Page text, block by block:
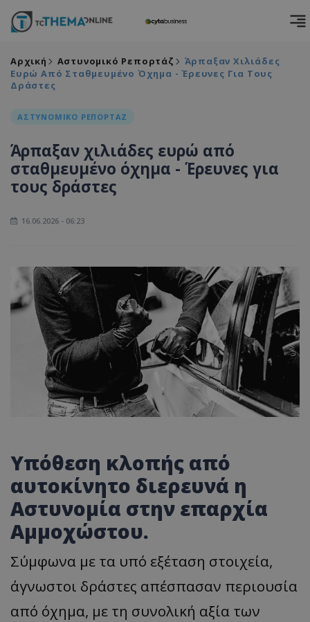
Αρχική Αστυνομικό Ρεπορτάζ
Άρπαξαν Χιλιάδες
Ευρώ Από Σταθμευμένο Όχημα - Έρευνες Για Τους
Δράστες
ΑΣΤΥΝΟΜΙΚΟ ΡΕΠΟΡΤΑΖ
Άρπαξαν χιλιάδες ευρώ από
σταθμευμένο όχημα - Έρευνες για
τους δράστες
16.06.2026 - 06:23
Υπόθεση κλοπής από
αυτοκίνητο διερευνά η
Αστυνομία στην επαρχία
Αμμοχώστου.
Σύμφωνα με τα υπό εξέταση στοιχεία,
άγνωστοι δράστες απέσπασαν περιουσία
από όχημα, με τη συνολική αξία των